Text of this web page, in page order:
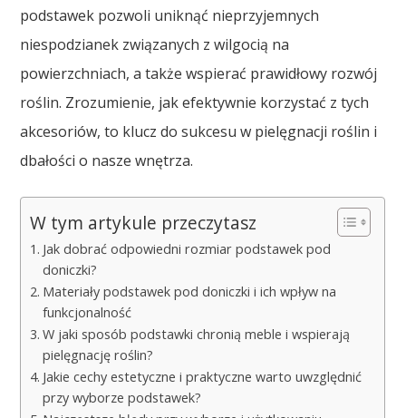
podstawek pozwoli uniknąć nieprzyjemnych
niespodzianek związanych z wilgocią na
powierzchniach, a także wspierać prawidłowy rozwój
roślin. Zrozumienie, jak efektywnie korzystać z tych
akcesoriów, to klucz do sukcesu w pielęgnacji roślin i
dbałości o nasze wnętrza.
W tym artykule przeczytasz
Jak dobrać odpowiedni rozmiar podstawek pod
doniczki?
Materiały podstawek pod doniczki i ich wpływ na
funkcjonalność
W jaki sposób podstawki chronią meble i wspierają
pielęgnację roślin?
Jakie cechy estetyczne i praktyczne warto uwzględnić
przy wyborze podstawek?